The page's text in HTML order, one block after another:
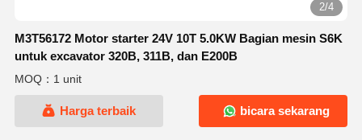
2/4
M3T56172 Motor starter 24V 10T 5.0KW Bagian mesin S6K
untuk excavator 320B, 311B, dan E200B
MOQ：1 unit
Harga terbaik bicara sekarang